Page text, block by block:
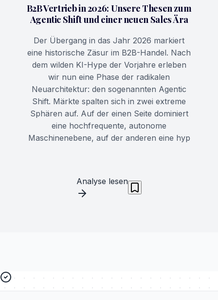
B2B Vertrieb in 2026: Unsere Thesen zum
Agentic Shift und einer neuen Sales Ära
Der Übergang in das Jahr 2026 markiert
eine historische Zäsur im B2B-Handel. Nach
dem wilden KI-Hype der Vorjahre erleben
wir nun eine Phase der radikalen
Neuarchitektur: den sogenannten Agentic
Shift. Märkte spalten sich in zwei extreme
Sphären auf. Auf der einen Seite dominiert
eine hochfrequente, autonome
Maschinenebene, auf der anderen eine hyp
Analyse lesen